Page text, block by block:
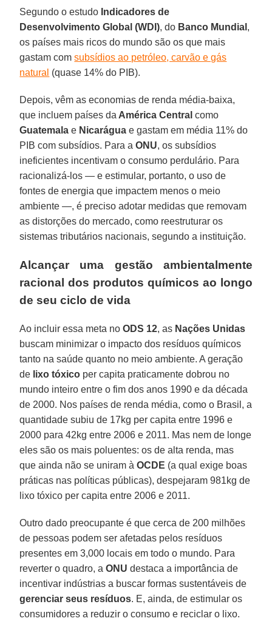
Segundo o estudo Indicadores de
Desenvolvimento Global (WDI), do Banco Mundial ,
os países mais ricos do mundo são os que mais
gastam comsubsídios ao petróleo, carvão e gás
natural (quase 14% do PIB).
Depois, vêm as economias de renda média-baixa,
que incluem países da América Central como
Guatemala e Nicarágua e gastam em média 11% do
PIB com subsídios. Para aONU, os subsídios
ineficientes incentivam o consumo perdulário. Para
racionalizá-los — e estimular, portanto, o uso de
fontes de energia que impactem menos o meio
ambiente —, é preciso adotar medidas que removam
as distorções do mercado, como reestruturar os
sistemas tributários nacionais, segundo a instituição.
Alcançar uma gestão ambientalmente
racional dos produtos químicos ao longo
de seu ciclo de vida
Ao incluir essa meta noODS 12, as Nações Unidas
buscam minimizar o impacto dos resíduos químicos
tanto na saúde quanto no meio ambiente. A geração
de lixo tóxico per capita praticamente dobrou no
mundo inteiro entre o fim dos anos 1990 e da década
de 2000. Nos países de renda média, como o Brasil, a
quantidade subiu de 17kg per capita entre 1996 e
2000 para 42kg entre 2006 e 2011. Mas nem de longe
eles são os mais poluentes: os de alta renda, mas
que ainda não se uniram àOCDE (a qual exige boas
práticas nas políticas públicas), despejaram 981kg de
lixo tóxico per capita entre 2006 e 2011.
Outro dado preocupante é que cerca de 200 milhões
de pessoas podem ser afetadas pelos resíduos
presentes em 3,000 locais em todo o mundo. Para
reverter o quadro, aONU destaca a importância de
incentivar indústrias a buscar formas sustentáveis de
gerenciar seus resíduos. E, ainda, de estimular os
consumidores a reduzir o consumo e reciclar o lixo.